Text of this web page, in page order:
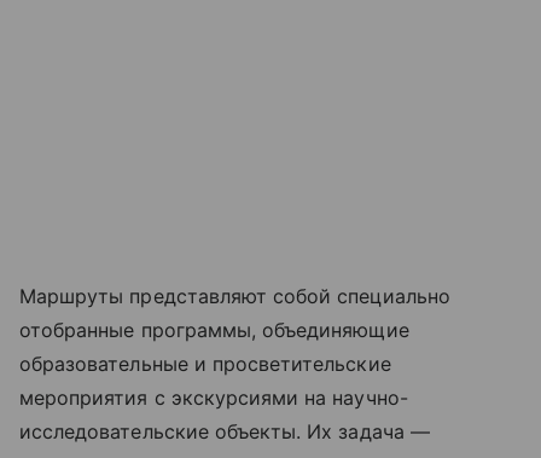
Маршруты представляют собой специально
отобранные программы, объединяющие
образовательные и просветительские
мероприятия с экскурсиями на научно-
исследовательские объекты. Их задача —